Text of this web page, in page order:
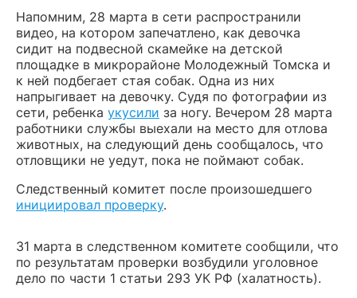
Напомним, 28 марта в сети распространили
видео, на котором запечатлено, как девочка
сидит на подвесной скамейке на детской
площадке в микрорайоне Молодежный Томска и
к ней подбегает стая собак. Одна из них
напрыгивает на девочку. Судя по фотографии из
сети, ребенка укусили за ногу. Вечером 28 марта
работники службы выехали на место для отлова
животных, на следующий день сообщалось, что
отловщики не уедут, пока не поймают собак.
Следственный комитет после произошедшего
инициировал проверку.
31 марта в следственном комитете сообщили, что
по результатам проверки возбудили уголовное
дело по части 1 статьи 293 УК РФ (халатность).